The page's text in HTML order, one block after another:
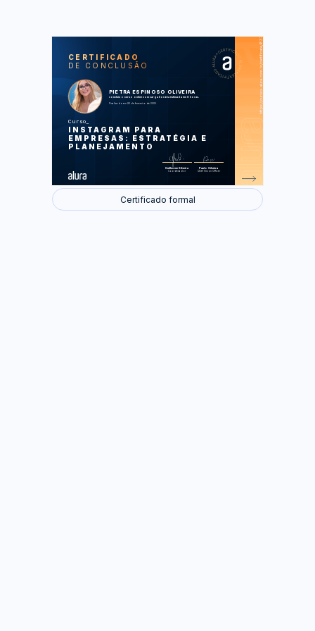
CERTIFICADO
DE CONCLUSÃO
PIETRA ESPINOSO OLIVEIRA
concluiu o curso online com carga horária estimada em 8 horas.
Finalizado em 26 de fevereiro de 2025
Curso
INSTAGRAM PARA
EMPRESAS: ESTRATÉGIA E
PLANEJAMENTO
Guilherme Silveira
Coordenador
Paulo Silveira
Chief Vision Officer
https://cursos.alura.com.br/certificate/8378ea25-9a0a-4e56-b43c-b5ea32526fec
LAS
Compreendendo o Instagram
Conteúdo
Certificado formal